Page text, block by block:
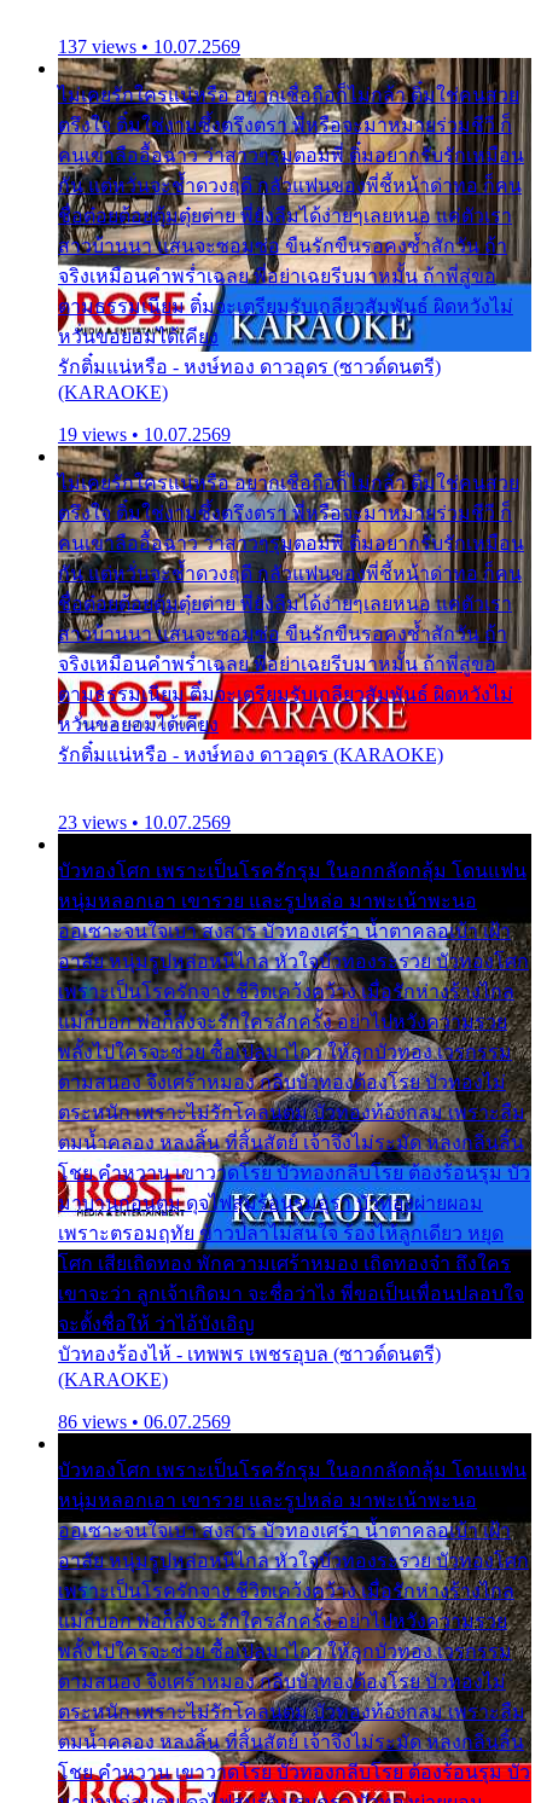
137 views • 10.07.2569
ไม่เคยรักใครแน่หรือ อยากเชื่อถือก็ไม่กล้า ติ๋มใช่คนสวย
ตรึงใจ ติ๋มใช่งามซึ้งตรึงตรา พี่หรือจะมาหมายร่วมชีวี ก็
คนเขาลืออื้อฉาว ว่าสาวๆรุมตอมพี่ ติ๋มอยากรับรักเหมือน
กัน แต่หวั่นจะช้ำดวงฤดี กลัวแฟนของพี่ชี้หน้าด่าทอ ก็คน
ชื่อต๋อยต้อยตุ้มตุ๋ยต่าย พี่ยังลืมได้ง่ายๆเลยหนอ แค่ตัวเรา
สาวบ้านนา แสนจะซอมซ่อ ขืนรักขืนรอคงช้ำสักวัน ถ้า
จริงเหมือนคำพร่ำเฉลย พี่อย่าเฉยรีบมาหมั้น ถ้าพี่สู่ขอ
ตามธรรมเนียม ติ๋มจะเตรียมรับเกลียวสัมพันธ์ ผิดหวังไม่
หวั่นขอยอมได้เคียง
รักติ๋มแน่หรือ - หงษ์ทอง ดาวอุดร (ซาวด์ดนตรี)
(KARAOKE)
19 views • 10.07.2569
ไม่เคยรักใครแน่หรือ อยากเชื่อถือก็ไม่กล้า ติ๋มใช่คนสวย
ตรึงใจ ติ๋มใช่งามซึ้งตรึงตรา พี่หรือจะมาหมายร่วมชีวี ก็
คนเขาลืออื้อฉาว ว่าสาวๆรุมตอมพี่ ติ๋มอยากรับรักเหมือน
กัน แต่หวั่นจะช้ำดวงฤดี กลัวแฟนของพี่ชี้หน้าด่าทอ ก็คน
ชื่อต๋อยต้อยตุ้มตุ๋ยต่าย พี่ยังลืมได้ง่ายๆเลยหนอ แค่ตัวเรา
สาวบ้านนา แสนจะซอมซ่อ ขืนรักขืนรอคงช้ำสักวัน ถ้า
จริงเหมือนคำพร่ำเฉลย พี่อย่าเฉยรีบมาหมั้น ถ้าพี่สู่ขอ
ตามธรรมเนียม ติ๋มจะเตรียมรับเกลียวสัมพันธ์ ผิดหวังไม่
หวั่นขอยอมได้เคียง
รักติ๋มแน่หรือ - หงษ์ทอง ดาวอุดร (KARAOKE)
23 views • 10.07.2569
บัวทองโศก เพราะเป็นโรครักรุม ในอกกลัดกลุ้ม โดนแฟน
หนุ่มหลอกเอา เขารวย และรูปหล่อ มาพะเน้าพะนอ
ออเซาะจนใจเบา สงสาร บัวทองเศร้า น้ำตาคลอเบ้า เฝ้า
อาลัย หนุ่มรูปหล่อหนีไกล หัวใจบัวทองระรวย บัวทองโศก
เพราะเป็นโรครักจาง ชีวิตเคว้งคว้าง เมื่อรักห่างร้างไกล
แม่ก็บอก พ่อก็สั่งจะรักใครสักครั้ง อย่าไปหวังความรวย
พลั้งไปใครจะช่วย ซื้อเปลมาไกว ให้ลูกบัวทอง เวรกรรม
ตามสนอง จึงเศร้าหมอง กลีบบัวทองต้องโรย บัวทองไม่
ตระหนัก เพราะไม่รักโคลนตม บัวทองท้องกลม เพราะลืม
ตมน้ำคลอง หลงลิ้น ที่สิ้นสัตย์ เจ้าจึงไม่ระมัด หลงกลิ่นลิ้น
โชย คำหวาน เขาวาดโรย บัวทองกลีบโรย ต้องร้อนรุม บัว
มาบานก่อนตูม ดุจไฟสุมร้อนรุมอุรา บัวทองผ่ายผอม
เพราะตรอมฤทัย ข้าวปลาไม่สนใจ ร้องไห้ลูกเดียว หยุด
โศก เสียเถิดทอง พักความเศร้าหมอง เถิดทองจ๋า ถึงใคร
เขาจะว่า ลูกเจ้าเกิดมา จะชื่อว่าไง พี่ขอเป็นเพื่อนปลอบใจ
จะตั้งชื่อให้ ว่าไอ้บังเอิญ
บัวทองร้องไห้ - เทพพร เพชรอุบล (ซาวด์ดนตรี)
(KARAOKE)
86 views • 06.07.2569
บัวทองโศก เพราะเป็นโรครักรุม ในอกกลัดกลุ้ม โดนแฟน
หนุ่มหลอกเอา เขารวย และรูปหล่อ มาพะเน้าพะนอ
ออเซาะจนใจเบา สงสาร บัวทองเศร้า น้ำตาคลอเบ้า เฝ้า
อาลัย หนุ่มรูปหล่อหนีไกล หัวใจบัวทองระรวย บัวทองโศก
เพราะเป็นโรครักจาง ชีวิตเคว้งคว้าง เมื่อรักห่างร้างไกล
แม่ก็บอก พ่อก็สั่งจะรักใครสักครั้ง อย่าไปหวังความรวย
พลั้งไปใครจะช่วย ซื้อเปลมาไกว ให้ลูกบัวทอง เวรกรรม
ตามสนอง จึงเศร้าหมอง กลีบบัวทองต้องโรย บัวทองไม่
ตระหนัก เพราะไม่รักโคลนตม บัวทองท้องกลม เพราะลืม
ตมน้ำคลอง หลงลิ้น ที่สิ้นสัตย์ เจ้าจึงไม่ระมัด หลงกลิ่นลิ้น
โชย คำหวาน เขาวาดโรย บัวทองกลีบโรย ต้องร้อนรุม บัว